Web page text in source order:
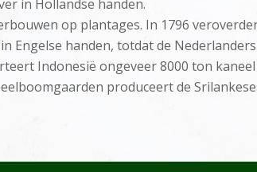
in Hollandse handen.
op plantages. In 1796
Engelse handen, totdat de
Indonesië ongeveer 8000 ton
produceert de